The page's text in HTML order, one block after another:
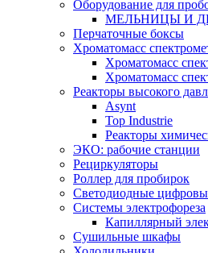
Оборудование для
МЕЛЬНИЦЫ И
Перчаточные боксы
Хроматомасс
Хроматомасс
Хроматомасс
Реакторы высокого
Asynt
Top Industrie
Реакторы
ЭКО: рабочие станции
Рециркуляторы
Роллер для пробирок
Светодиодные
Системы электрофореза
Капиллярный
Сушильные шкафы